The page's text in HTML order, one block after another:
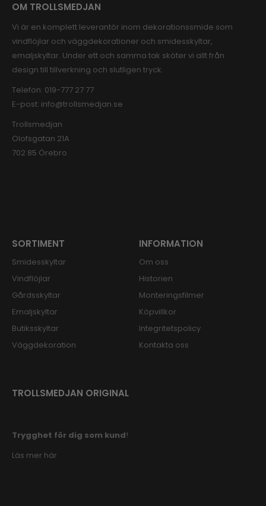
OM TROLLSMEDJAN
Vi är en komplett leverantör inom dekorationssmide som
vindflöjlar och väggdekorationer och smidesskyltar,
emaljskyltar. Under ett och samma tak sköter vi allt från
design till tillverkning och slutligen tryck.
Telefon: 019-777 27 77
E-post: info@trollsmedjan.se
Trollsmedjan
Olofsgatan 21A
702 85 Örebro
SORTIMENT
Smidesskyltar
Vindflöjlar
Gårdsskyltar
Emaljskyltar
Butiksskyltar
Väggdekoration
INFORMATION
Om oss
Historien
Monteringsfilmer
Köpvillkor
Integritetspolicy
Kontakta oss
TROLLSMEDJAN ORIGINAL
Trygghet för dig som kund!
Läs mer här